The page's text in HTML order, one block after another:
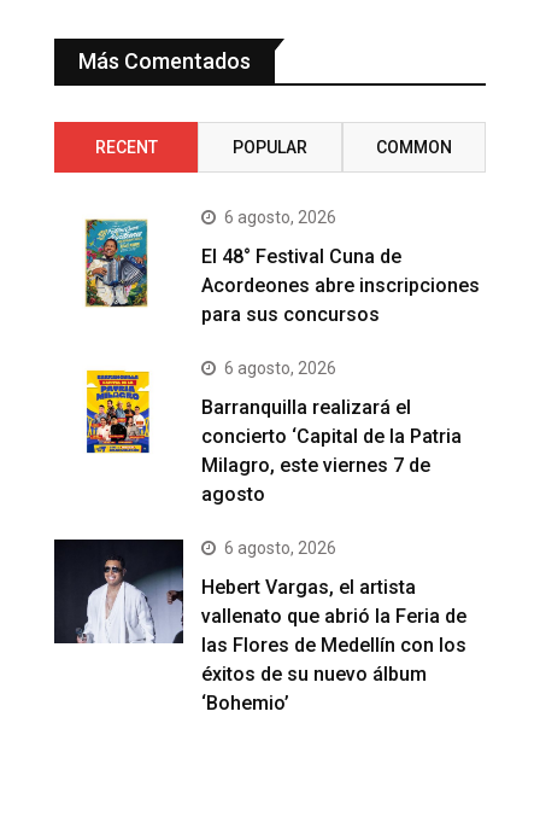
Más Comentados
RECENT POPULAR COMMON
6 agosto, 2026
El 48° Festival Cuna de
Acordeones abre inscripciones
para sus concursos
6 agosto, 2026
Barranquilla realizará el
concierto ‘Capital de la Patria
Milagro, este viernes 7 de
agosto
6 agosto, 2026
Hebert Vargas, el artista
vallenato que abrió la Feria de
las Flores de Medellín con los
éxitos de su nuevo álbum
‘Bohemio’